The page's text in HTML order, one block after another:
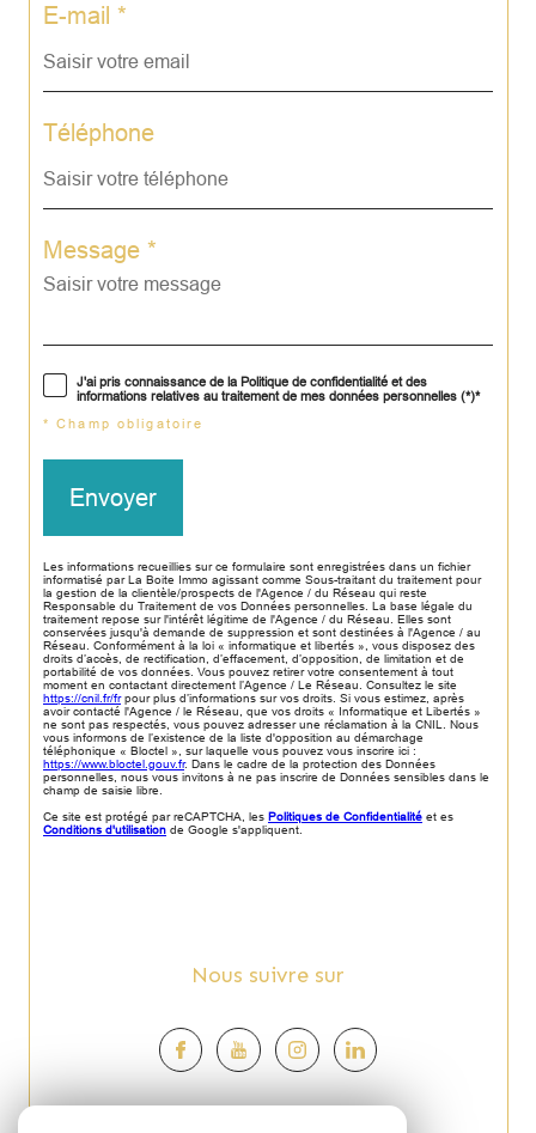
E-mail *
Téléphone
Message *
J'ai pris connaissance de la Politique de confidentialité et des
informations relatives au traitement de mes données personnelles (*)*
* Champ obligatoire
Envoyer
Les informations recueillies sur ce formulaire sont enregistrées dans un fichier
informatisé par La Boite Immo agissant comme Sous-traitant du traitement pour
la gestion de la clientèle/prospects de l'Agence / du Réseau qui reste
Responsable du Traitement de vos Données personnelles. La base légale du
traitement repose sur l'intérêt légitime de l'Agence / du Réseau. Elles sont
conservées jusqu'à demande de suppression et sont destinées à l'Agence / au
Réseau. Conformément à la loi « informatique et libertés », vous disposez des
droits d’accès, de rectification, d’effacement, d’opposition, de limitation et de
portabilité de vos données. Vous pouvez retirer votre consentement à tout
moment en contactant directement l’Agence / Le Réseau. Consultez le site
https://cnil.fr/frpour plus d’informations sur vos droits. Si vous estimez, après
avoir contacté l'Agence / le Réseau, que vos droits « Informatique et Libertés »
ne sont pas respectés, vous pouvez adresser une réclamation à la CNIL. Nous
vous informons de l’existence de la liste d'opposition au démarchage
téléphonique « Bloctel », sur laquelle vous pouvez vous inscrire ici :
https://www.bloctel.gouv.fr. Dans le cadre de la protection des Données
personnelles, nous vous invitons à ne pas inscrire de Données sensibles dans le
champ de saisie libre.
Ce site est protégé par reCAPTCHA, les Politiques de Confidentialité et es
Conditions d'utilisation de Google s'appliquent.
Nous suivre sur